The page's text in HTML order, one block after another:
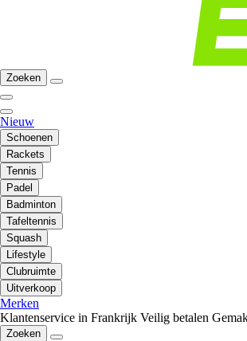
Zoeken
Nieuw
Schoenen
Rackets
Tennis
Padel
Badminton
Tafeltennis
Squash
Lifestyle
Clubruimte
Uitverkoop
Merken
Klantenservice in Frankrijk Veilig betalen
Zoeken